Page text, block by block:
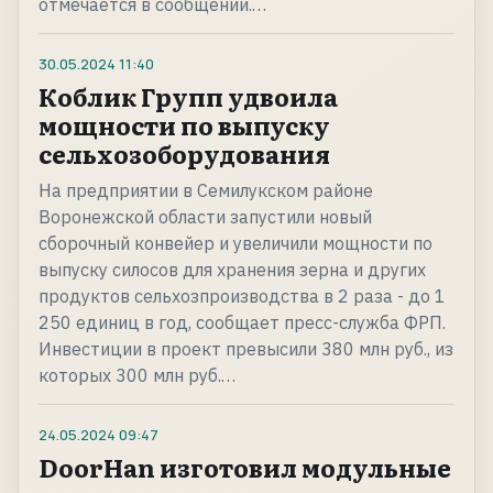
отмечается в сообщении.…
30.05.2024 11:40
Коблик Групп удвоила
мощности по выпуску
сельхозоборудования
На предприятии в Семилукском районе
Воронежской области запустили новый
сборочный конвейер и увеличили мощности по
выпуску силосов для хранения зерна и других
продуктов сельхозпроизводства в 2 раза - до 1
250 единиц в год, сообщает пресс-служба ФРП.
Инвестиции в проект превысили 380 млн руб., из
которых 300 млн руб.…
24.05.2024 09:47
DoorHan изготовил модульные